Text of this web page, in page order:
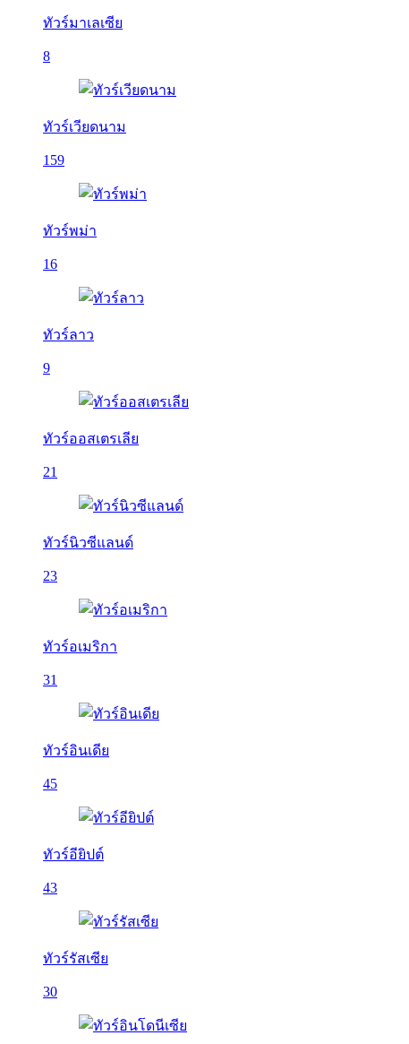
ทัวร์มาเลเซีย
8
ทัวร์เวียดนาม
159
ทัวร์พม่า
16
ทัวร์ลาว
9
ทัวร์ออสเตรเลีย
21
ทัวร์นิวซีแลนด์
23
ทัวร์อเมริกา
31
ทัวร์อินเดีย
45
ทัวร์อียิปต์
43
ทัวร์รัสเซีย
30